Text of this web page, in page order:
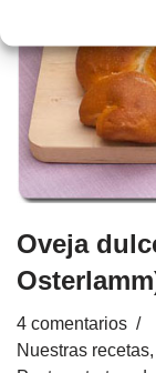
Oveja
4 comentarios
Nuestras recetas,